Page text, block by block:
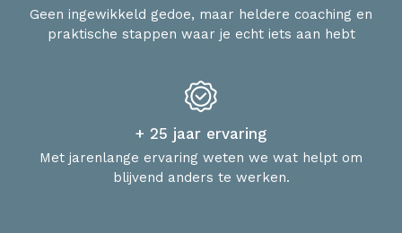
Geen ingewikkeld gedoe, maar heldere coaching en
praktische stappen waar je echt iets aan hebt
+ 25 jaar ervaring
Met jarenlange ervaring weten we wat helpt om
blijvend anders te werken.